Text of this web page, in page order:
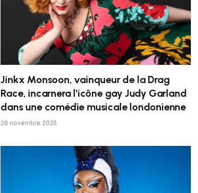
Jinkx Monsoon, vainqueur de la Drag
Race, incarnera l'icône gay Judy Garland
dans une comédie musicale londonienne
26 novembre 2025